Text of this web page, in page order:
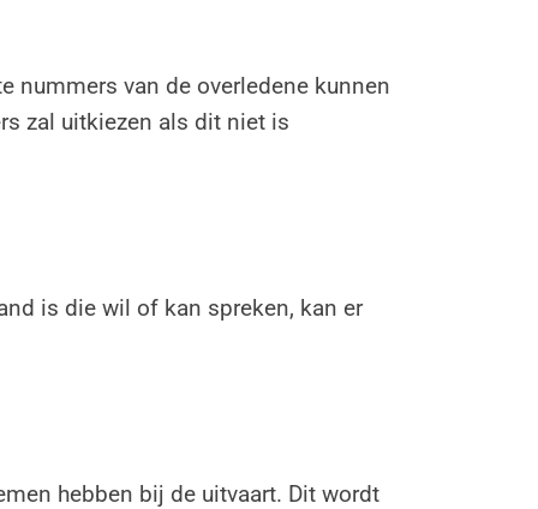
nummers van de overledene kunnen
zal uitkiezen als dit niet is
is die wil of kan spreken, kan er
hebben bij de uitvaart. Dit wordt